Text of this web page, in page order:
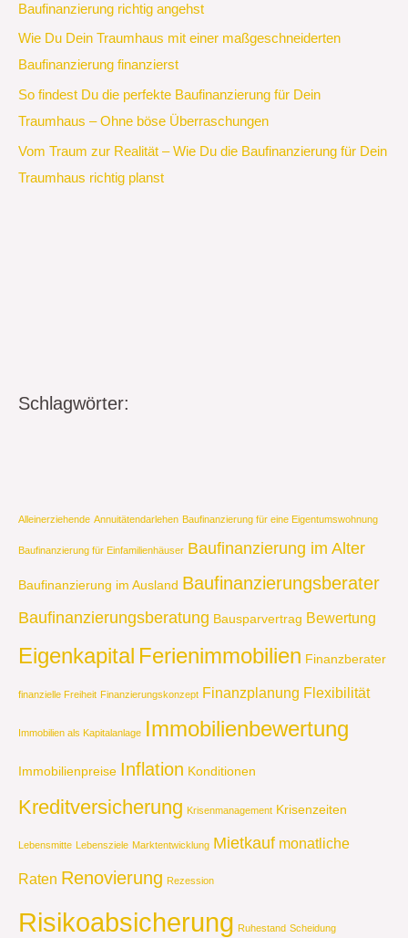
Baufinanzierung richtig angehst
Wie Du Dein Traumhaus mit einer maßgeschneiderten
Baufinanzierung finanzierst
So findest Du die perfekte Baufinanzierung für Dein
Traumhaus – Ohne böse Überraschungen
Vom Traum zur Realität – Wie Du die Baufinanzierung für Dein
Traumhaus richtig planst
Schlagwörter:
Alleinerziehende Annuitätendarlehen Baufinanzierung für eine Eigentumswohnung
Baufinanzierung für Einfamilienhäuser Baufinanzierung im Alter
Baufinanzierung im Ausland Baufinanzierungsberater
Baufinanzierungsberatung Bausparvertrag Bewertung
Eigenkapital Ferienimmobilien Finanzberater
finanzielle Freiheit Finanzierungskonzept Finanzplanung Flexibilität
Immobilien als Kapitalanlage Immobilienbewertung
Immobilienpreise Inflation Konditionen
Kreditversicherung Krisenmanagement Krisenzeiten
Lebensmitte Lebensziele Marktentwicklung Mietkauf monatliche
Raten Renovierung Rezession
Risikoabsicherung Ruhestand Scheidung